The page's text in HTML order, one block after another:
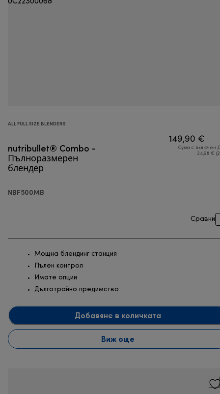
ALL FULL SIZE BLENDERS
nutribullet® Combo -
Пълноразмерен
блендер
NBF500MB
149,90 €
Сума с включен
24,98 €
Сравни
Мощна блендинг станция
Пълен контрол
Имате опции
Дълготрайно предимство
Добавяне в количката
Виж още